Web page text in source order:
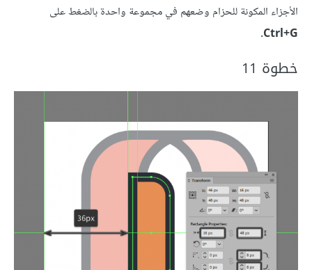
الأجزاء المكونة للحزام وضعهم في مجموعة واحدة بالضغط على
Ctrl+G
.
خطوة 11